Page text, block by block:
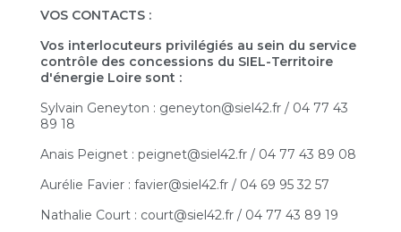
VOS CONTACTS :
Vos interlocuteurs privilégiés au sein du service
contrôle des concessions du SIEL-Territoire
d'énergie Loire sont :
Sylvain Geneyton : geneyton@siel42.fr / 04 77 43
89 18
Anais Peignet : peignet@siel42.fr / 04 77 43 89 08
Aurélie Favier : favier@siel42.fr / 04 69 95 32 57
Nathalie Court : court@siel42.fr / 04 77 43 89 19